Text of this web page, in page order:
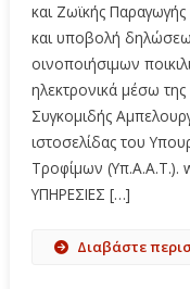
και Ζωϊκής
και υποβολή
οινοποιήσιμων
ηλεκτρονικά μέσω
Συγκομιδής
ιστοσελίδας του
Τροφίμων (Υπ.Α.Α.Τ.).
ΥΠΗΡΕΣΙΕΣ […]
Διαβάστε